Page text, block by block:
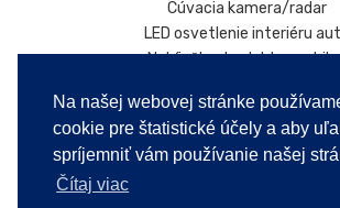
Na našej webovej stránke
cookie pre štatistické účely a aby
spríjemniť vám používanie našej
Čítaj viac
Cúvacia kamera/radar
LED osvetlenie interiéru
Nabíjačky do